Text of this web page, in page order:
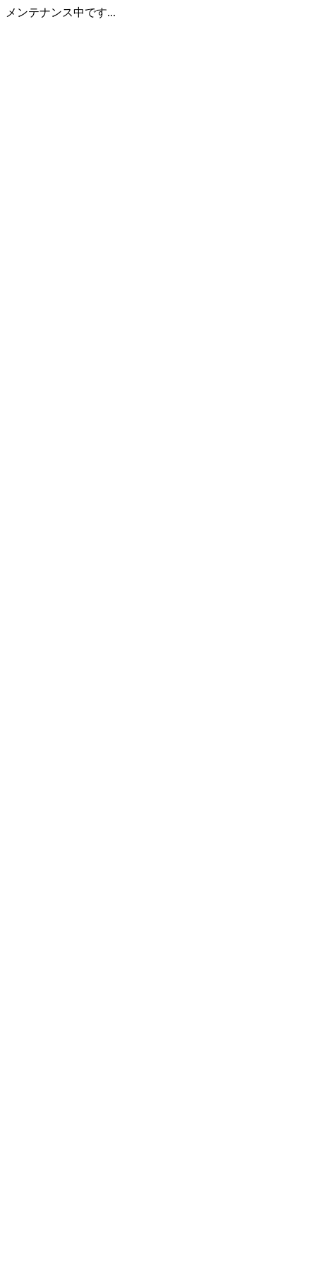
メンテナンス中です...